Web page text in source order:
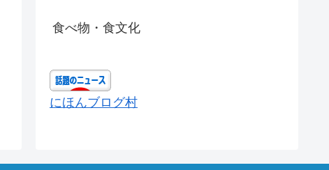
食べ物・食文化
にほんブログ村